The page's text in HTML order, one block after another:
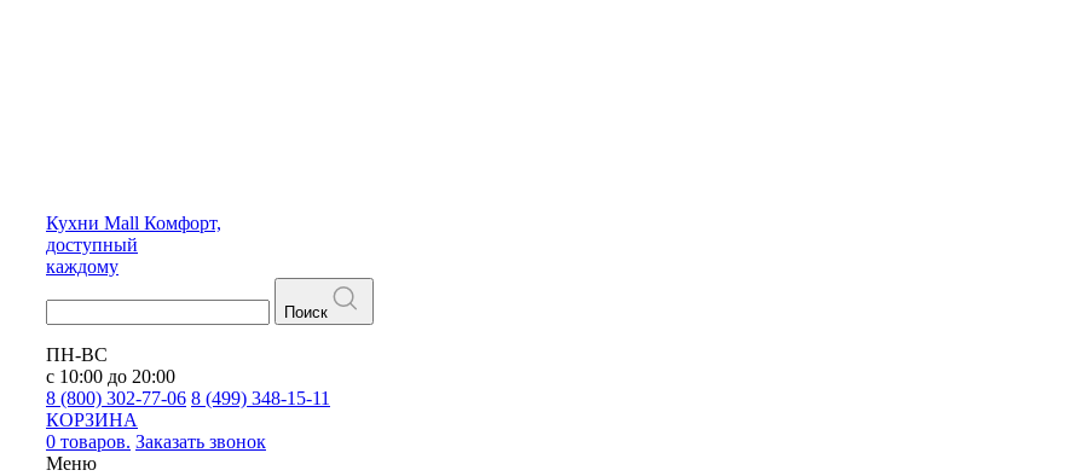
Кухни Mall Комфорт,
доступный
каждому
Поиск
ПН-ВС
с 10:00 до 20:00
8 (800) 302-77-06 8 (499) 348-15-11
КОРЗИНА
0 товаров. Заказать звонок
Меню